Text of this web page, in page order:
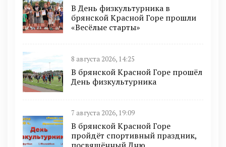
В День физкультурника в
брянской Красной Горе прошли
«Весёлые старты»
8 августа 2026, 14:25
В брянской Красной Горе прошёл
День физкультурника
7 августа 2026, 19:09
В брянской Красной Горе
пройдёт спортивный праздник,